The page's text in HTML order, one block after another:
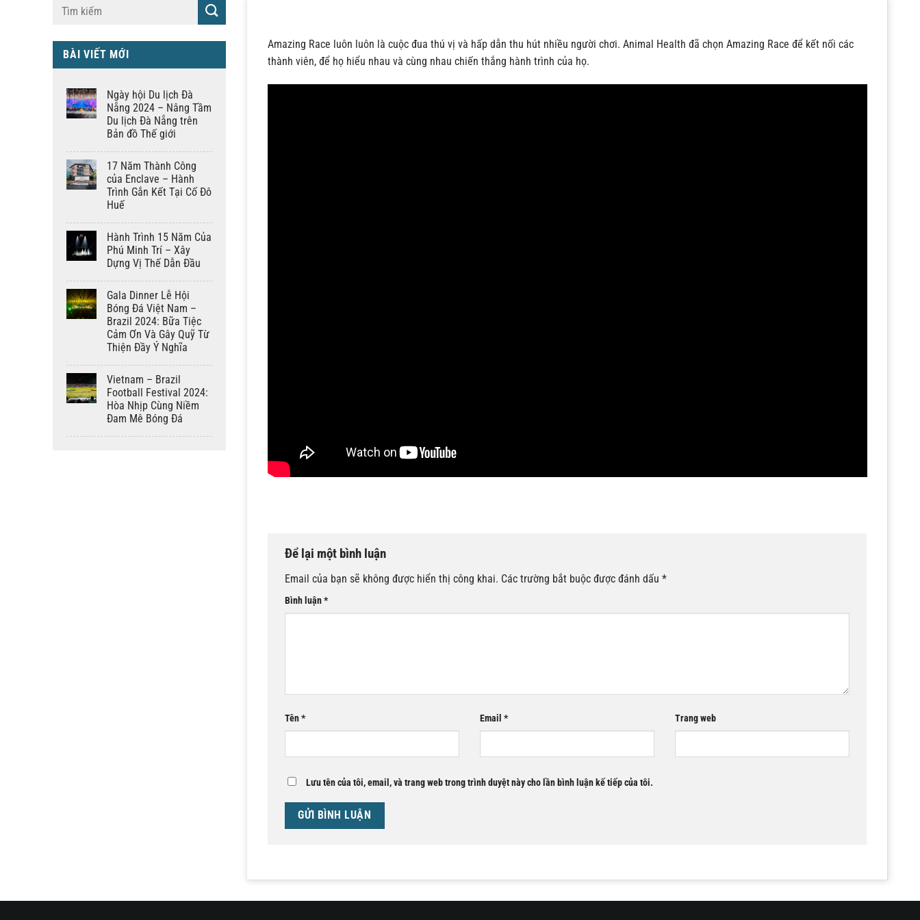
BÀI VIẾT MỚI
Ngày hội Du lịch Đà
Nẵng 2024 – Nâng Tầm
Du lịch Đà Nẵng trên
Bản đồ Thế giới
17 Năm Thành Công
của Enclave – Hành
Trình Gắn Kết Tại Cố Đô
Huế
Hành Trình 15 Năm Của
Phú Minh Trí – Xây
Dựng Vị Thế Dẫn Đầu
Gala Dinner Lễ Hội
Bóng Đá Việt Nam –
Brazil 2024: Bữa Tiệc
Cảm Ơn Và Gây Quỹ Từ
Thiện Đầy Ý Nghĩa
Vietnam – Brazil
Football Festival 2024:
Hòa Nhịp Cùng Niềm
Đam Mê Bóng Đá
Amazing Race luôn luôn là cuộc đua thú vị và hấp dẫn thu hút nhiều người chơi. Animal Health đã chọn Amazing Race để kết nối các
thành viên, để họ hiểu nhau và cùng nhau chiến thắng hành trình của họ.
Để lại một bình luận
Email của bạn sẽ không được hiển thị công khai. Các trường bắt buộc được đánh dấu *
Bình luận*
Tên* Email * Trang web
Lưu tên của tôi, email, và trang web trong trình duyệt này cho lần bình luận kế tiếp của tôi.